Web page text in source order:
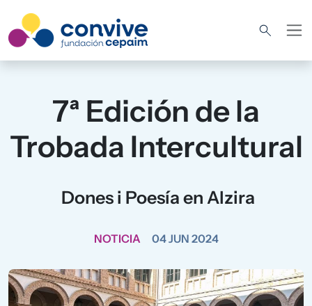
7ª Edición de la
Trobada Intercultural
Dones i Poesía en Alzira
NOTICIA 04 JUN 2024